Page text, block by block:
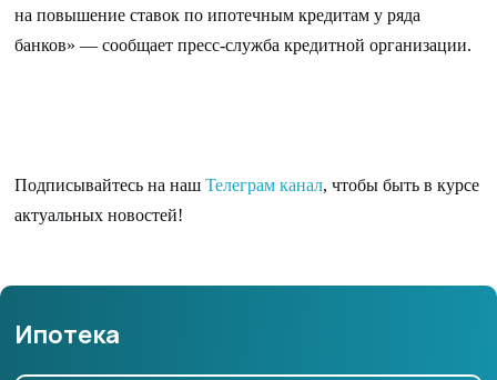
на повышение ставок по ипотечным кредитам у ряда
банков» — сообщает пресс-служба кредитной организации.
Подписывайтесь на наш Телеграм канал, чтобы быть в курсе
актуальных новостей!
Ипотека